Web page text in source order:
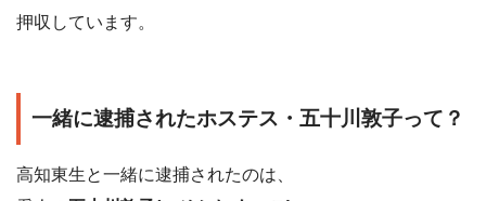
押収しています。
一緒に逮捕されたホステス・五十川敦子って？
高知東生と一緒に逮捕されたのは、